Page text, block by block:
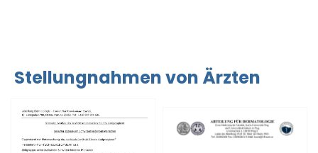
Stellungnahmen von Ärzten